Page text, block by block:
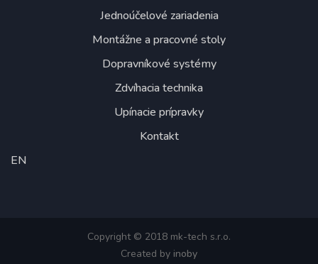
Jednoúčelové zariadenia
Montážne a pracovné stoly
Dopravníkové systémy
Zdvíhacia technika
Upínacie prípravky
Kontakt
EN
Copyright © 2018 mk-tech s.r.o.
Created by inoby